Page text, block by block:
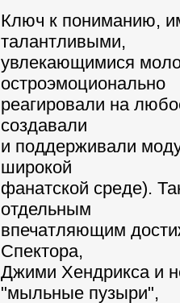
Ключ к пониманию,
талантливыми,
увлекающимися
остроэмоционально
реагировали на
создавали
и поддерживали
широкой
фанатской среде).
отдельным
впечатляющим
Спектора,
Джими Хендрикса и
"мыльные пузыри",